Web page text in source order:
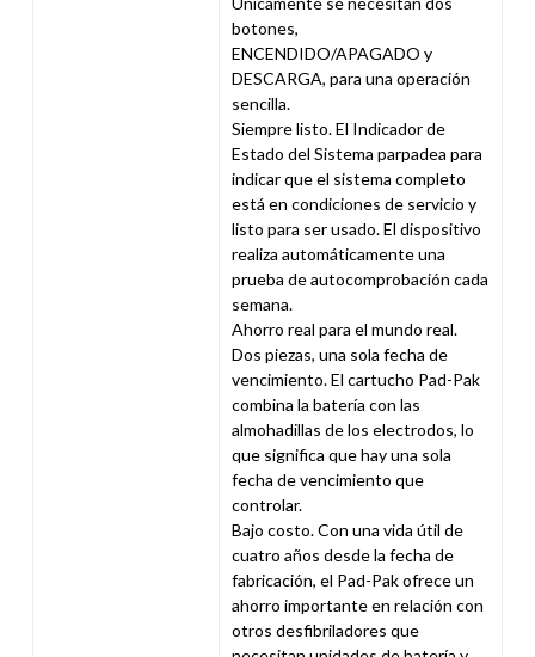
botones,
ENCENDIDO/APAGADO y
DESCARGA, para una operación
sencilla.
Siempre listo. El Indicador de
Estado del Sistema parpadea para
indicar que el sistema completo
está en condiciones de servicio y
listo para ser usado. El dispositivo
realiza automáticamente una
prueba de autocomprobación cada
semana.
Ahorro real para el mundo real.
Dos piezas, una sola fecha de
vencimiento. El cartucho Pad-Pak
combina la batería con las
almohadillas de los electrodos, lo
que significa que hay una sola
fecha de vencimiento que
controlar.
Bajo costo. Con una vida útil de
cuatro años desde la fecha de
fabricación, el Pad-Pak ofrece un
ahorro importante en relación con
otros desfibriladores que